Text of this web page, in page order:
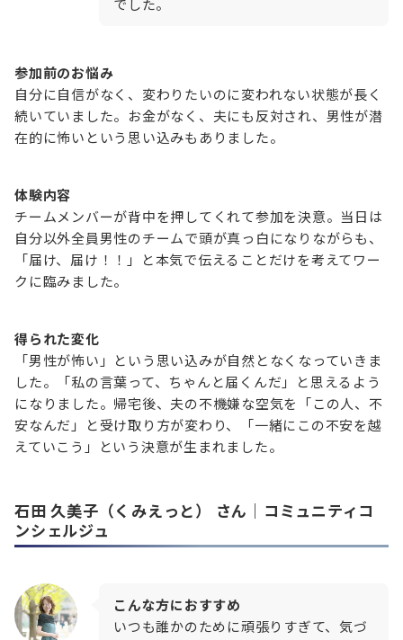
でした。
参加前のお悩み
自分に自信がなく、変わりたいのに変われない状態が長く
続いていました。お金がなく、夫にも反対され、男性が潜
在的に怖いという思い込みもありました。
体験内容
チームメンバーが背中を押してくれて参加を決意。当日は
自分以外全員男性のチームで頭が真っ白になりながらも、
「届け、届け！！」と本気で伝えることだけを考えてワー
クに臨みました。
得られた変化
「男性が怖い」という思い込みが自然となくなっていきま
した。「私の言葉って、ちゃんと届くんだ」と思えるよう
になりました。帰宅後、夫の不機嫌な空気を「この人、不
安なんだ」と受け取り方が変わり、「一緒にこの不安を越
えていこう」という決意が生まれました。
石田 久美子（くみえっと）
さん｜コミュニティコ
ンシェルジュ
こんな方におすすめ
いつも誰かのために頑張りすぎて、気づ